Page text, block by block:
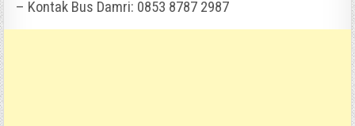
– Kontak Bus Damri: 0853 8787 2987